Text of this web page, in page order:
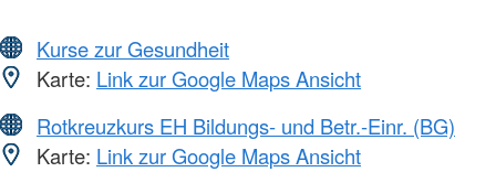
Kurse zur Gesundheit
Karte: Link zur Google Maps Ansicht
Rotkreuzkurs EH Bildungs- und Betr.-Einr. (BG)
Karte: Link zur Google Maps Ansicht